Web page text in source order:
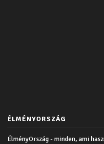
ÉLMÉNYORSZÁG
ÉlményOrszág - minden, ami